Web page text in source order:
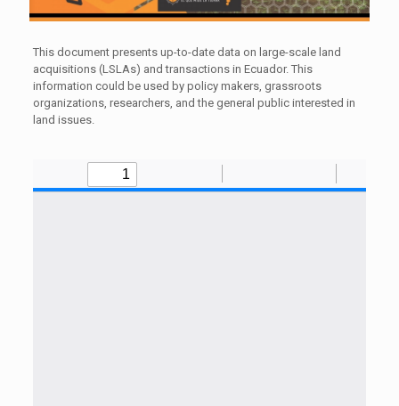
This document presents up-to-date data on large-scale land
acquisitions (LSLAs) and transactions in Ecuador. This
information could be used by policy makers, grassroots
organizations, researchers, and the general public interested in
land issues.